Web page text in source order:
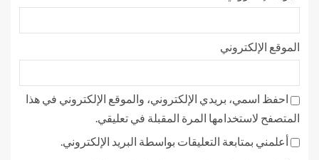
الموقع الإلكتروني
احفظ اسمي، بريدي الإلكتروني، والموقع الإلكتروني في هذا
المتصفح لاستخدامها المرة المقبلة في تعليقي.
أعلمني بمتابعة التعليقات بواسطة البريد الإلكتروني.